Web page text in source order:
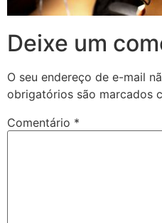
Deixe um
O seu endereço de e-mail
obrigatórios são marcados
Comentário *